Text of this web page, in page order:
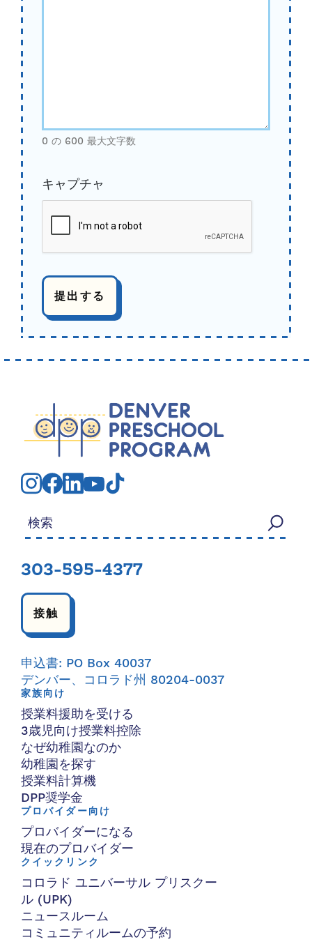
0 の 600 最大文字数
キャプチャ
検索する：
303-595-4377
接触
申込書: PO Box 40037
デンバー、コロラド州 80204-0037
家族向け
授業料援助を受ける
3歳児向け授業料控除
なぜ幼稚園なのか
幼稚園を探す
授業料計算機
DPP奨学金
プロバイダー向け
プロバイダーになる
現在のプロバイダー
クイックリンク
コロラド ユニバーサル プリスクー
ル (UPK)
ニュースルーム
コミュニティルームの予約